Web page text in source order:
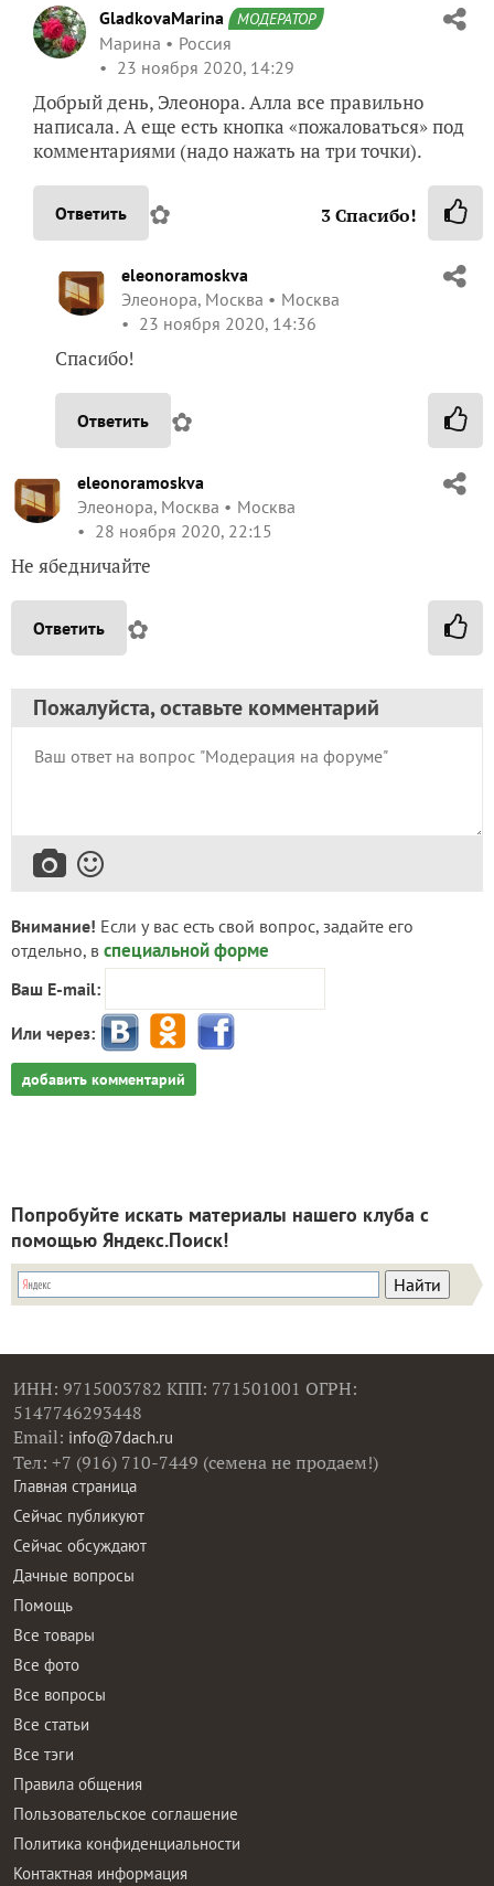
GladkovaMarina МОДЕРАТОР
Марина
Россия
23 ноября 2020, 14:29
Добрый день, Элеонора. Алла все правильно
написала. А еще есть кнопка «пожаловаться» под
комментариями (надо нажать на три точки).
Ответить ✿ 3Спасибо!
eleonoramoskva
Элеонора, Москва
Москва
23 ноября 2020, 14:36
Спасибо!
Ответить ✿
eleonoramoskva
Элеонора, Москва
Москва
28 ноября 2020, 22:15
Не ябедничайте
Ответить ✿
Пожалуйста, оставьте комментарий
Внимание! Если у вас есть свой вопрос, задайте его
отдельно, в специальной форме
Ваш E-mail:
Или через:
добавить комментарий
Попробуйте искать материалы нашего клуба с
помощью Яндекс.Поиск!
ИНН: 9715003782 КПП: 771501001 ОГРН:
5147746293448
Email: info@7dach.ru
Тел: +7 (916) 710-7449 (семена не продаем!)
Главная страница
Сейчас публикуют
Сейчас обсуждают
Дачные вопросы
Помощь
Все товары
Все фото
Все вопросы
Все статьи
Все тэги
Правила общения
Пользовательское соглашение
Политика конфиденциальности
Контактная информация